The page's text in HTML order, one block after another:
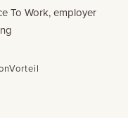
To Work, employer